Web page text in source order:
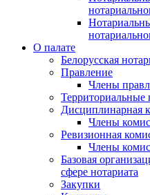
О палате
Белорусская
Правление
Члены
Территориальные
Дисциплинарная
Члены
Ревизионная
Члены
Базовая
сфере нотариата
Закупки